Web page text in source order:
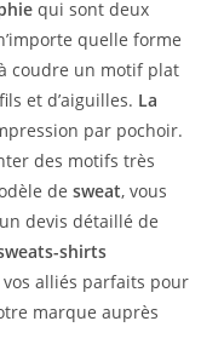
qui sont deux
quelle forme
coudre un motif plat
et d’aiguilles. La
par pochoir.
des motifs très
desweat, vous
devis détaillé de
shirts
alliés parfaits pour
marque auprès